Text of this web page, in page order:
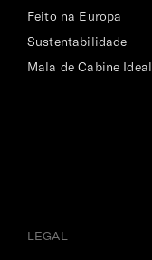
Feito na Europa
Sustentabilidade
Mala de Cabine Ideal
LEGAL